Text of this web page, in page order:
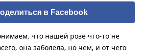
в Facebook
что нашей розе что-то не
она заболела, но чем, и от чего